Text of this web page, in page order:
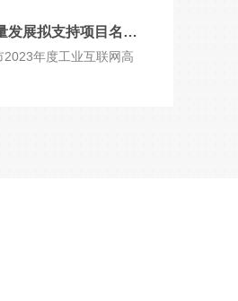
喜讯 | 2023年度工业互联网高质量发展拟支持项目名单公示
年度工业互联网高